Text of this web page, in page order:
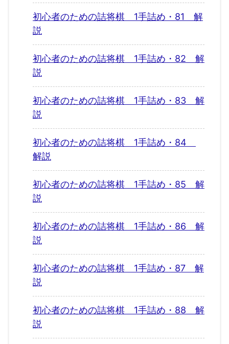
初心者のための詰将棋 1手詰め・81 解
説
初心者のための詰将棋 1手詰め・82 解
説
初心者のための詰将棋 1手詰め・83 解
説
初心者のための詰将棋 1手詰め・84
解説
初心者のための詰将棋 1手詰め・85 解
説
初心者のための詰将棋 1手詰め・86 解
説
初心者のための詰将棋 1手詰め・87 解
説
初心者のための詰将棋 1手詰め・88 解
説